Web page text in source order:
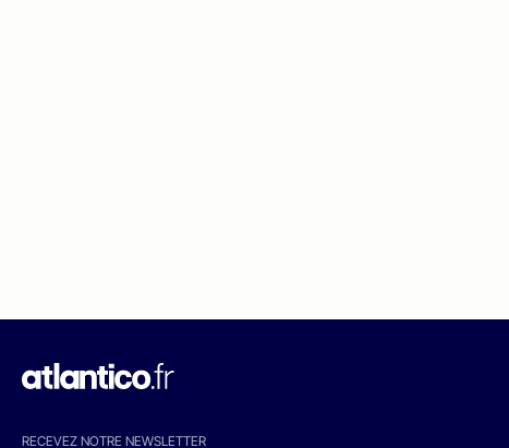
RECEVEZ NOTRE NEWSLETTER